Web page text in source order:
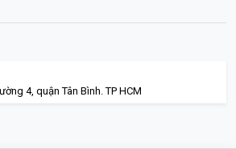
4, quận Tân Bình. TP HCM